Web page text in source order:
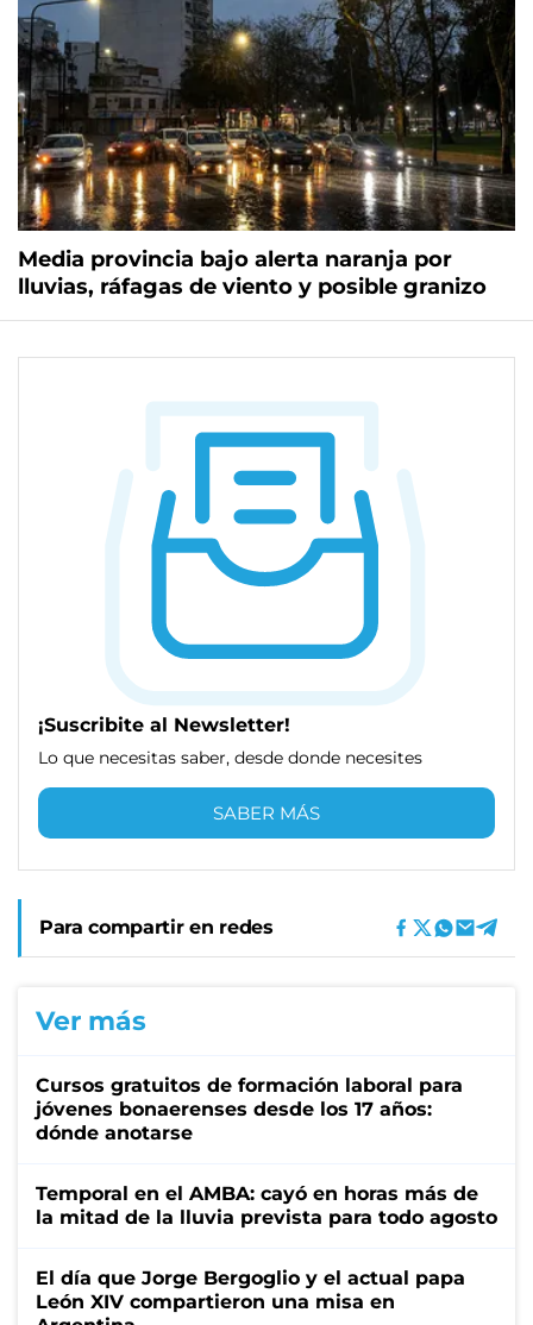
Media provincia bajo alerta naranja por
lluvias, ráfagas de viento y posible granizo
¡Suscribite al Newsletter!
Lo que necesitas saber, desde donde necesites
SABER MÁS
Para compartir en redes
Ver más
Cursos gratuitos de formación laboral para
jóvenes bonaerenses desde los 17 años:
dónde anotarse
Temporal en el AMBA: cayó en horas más de
la mitad de la lluvia prevista para todo agosto
El día que Jorge Bergoglio y el actual papa
León XIV compartieron una misa en